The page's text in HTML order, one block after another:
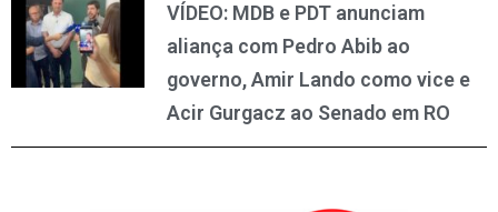
VÍDEO: MDB e PDT anunciam
aliança com Pedro Abib ao
governo, Amir Lando como vice e
Acir Gurgacz ao Senado em RO